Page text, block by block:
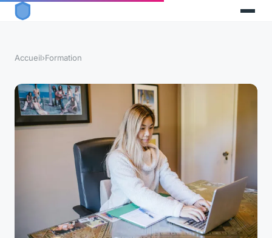
Accueil›Formation